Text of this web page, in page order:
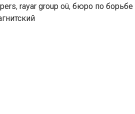
, rayar group oü, бюро по